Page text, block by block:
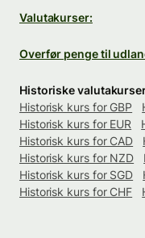
Valutakurser:
Overfør penge til
Historiske
Historisk kurs for GBP
Historisk kurs for EUR
Historisk kurs for CAD
Historisk kurs for NZD
Historisk kurs for SGD
Historisk kurs for CHF